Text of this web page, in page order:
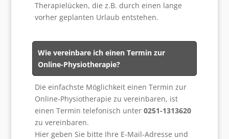
Therapielücken, die z.B. durch einen lange
vorher geplanten Urlaub entstehen.
Wie vereinbare ich einen Termin zur
Online-Physiotherapie?
Die einfachste Möglichkeit einen Termin zur
Online-Physiotherapie zu vereinbaren, ist
einen Termin telefonisch unter 0251-1313620
zu vereinbaren.
Hier geben Sie bitte Ihre E-Mail-Adresse und